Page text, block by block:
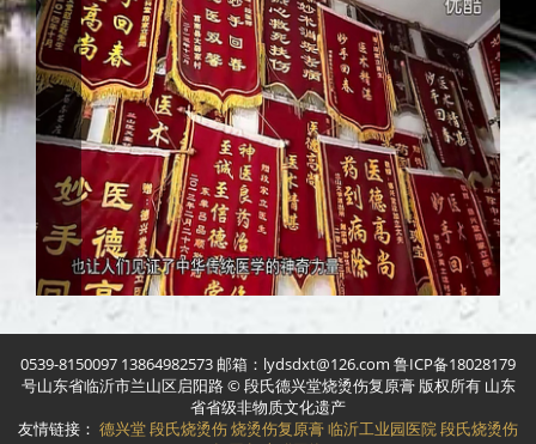
0539-8150097 13864982573 邮箱：lydsdxt@126.com 鲁ICP备18028179
号山东省临沂市兰山区启阳路 © 段氏德兴堂烧烫伤复原膏 版权所有 山东
省省级非物质文化遗产
友情链接： 德兴堂段氏烧烫伤烧烫伤复原膏临沂工业园医院段氏烧烫伤